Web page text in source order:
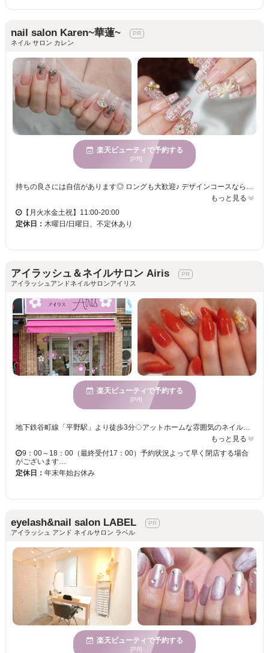
nail salon Karen~華蓮~
ネイル サロン カレン
楽天ビューティで予約する
[PR]
持ちの良さには自信があります◎ ロングも大歓迎♪ デザインコースならマグネットなどの 特殊ジェルが無料で使い放題＼（＾o＾）／ どんな方でも持ちが良くしっかり最低1ヶ月は 問題なく付いて帰って来てくれていますので お悩みや修正して欲しいことは 何でもご相談ください パーツの種類も豊富でカラーはお客様に合った お気に入りのオリジナルカラーも作れます。 他には置いていない特殊材料も数多く入れていますので 是非、何でもご相談下さい 電子タバコでしたら喫煙OK！
もっと見る
【月火水金土祝】11:00-20:00
定休日： 木曜日/日曜日、不定休あり
アイラッシュ＆ネイルサロン Airis
アイラッシュアンドネイルサロンアイリス
楽天ビューティで予約する
[PR]
地下鉄谷町線「平野駅」より徒歩3分◇アットホームな雰囲気のネイルサロン『Airis』では、シンプルネイルから五―ジャズなアートまで、幅広いデザインに対応しています。丁寧な施術で、モチの良さも抜群。高技術×クオリティの高い施術で、指先のおしゃれを楽しめるネイルをご提案致します。
もっと見る
9：00～18：00（最終受付17：00）予約状況よって早く閉店する場合
がございます…
定休日： 年末年始お休み
eyelash&nail salon LABEL
アイラッシュ アンド ネイルサロン ラベル
楽天ビューティで予約する
[PR]